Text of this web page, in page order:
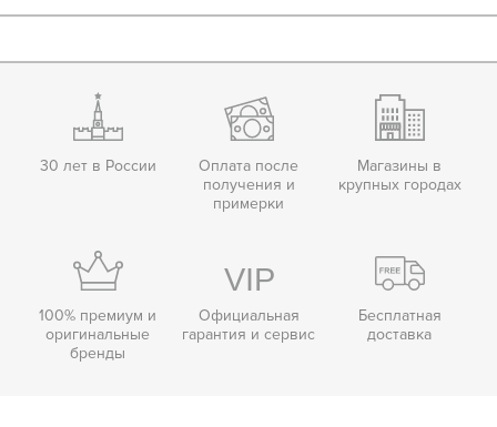
30 лет в России
Оплата после
получения и
примерки
Магазины в
крупных городах
100% премиум и
оригинальные
бренды
Официальная
гарантия и сервис
Бесплатная
доставка